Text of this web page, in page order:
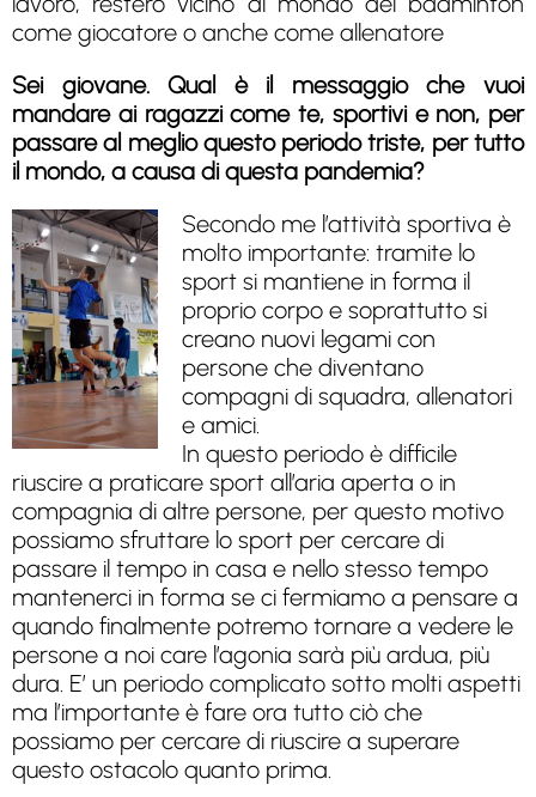
come giocatore o anche come allenatore
Sei giovane. Qual è il messaggio che vuoi
mandare ai ragazzi come te, sportivi e non, per
passare al meglio questo periodo triste, per tutto
il mondo, a causa di questa pandemia?
Secondo me l’attività sportiva è
molto importante: tramite lo
sport si mantiene in forma il
proprio corpo e soprattutto si
creano nuovi legami con
persone che diventano
compagni di squadra, allenatori
e amici.
In questo periodo è difficile
riuscire a praticare sport all’aria aperta o in
compagnia di altre persone, per questo motivo
possiamo sfruttare lo sport per cercare di
passare il tempo in casa e nello stesso tempo
mantenerci in forma se ci fermiamo a pensare a
quando finalmente potremo tornare a vedere le
persone a noi care l’agonia sarà più ardua, più
dura. E’ un periodo complicato sotto molti aspetti
ma l’importante è fare ora tutto ciò che
possiamo per cercare di riuscire a superare
questo ostacolo quanto prima.